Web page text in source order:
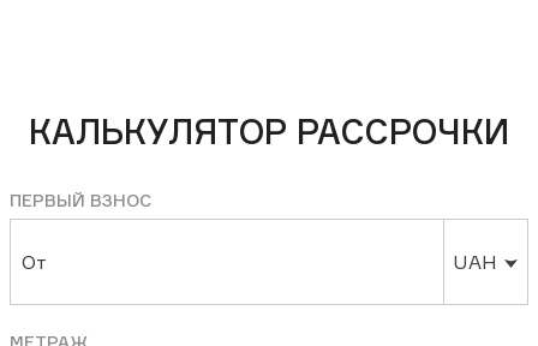
КАЛЬКУЛЯТОР РАССРОЧКИ
ПЕРВЫЙ ВЗНОС
От UAH
МЕТРАЖ